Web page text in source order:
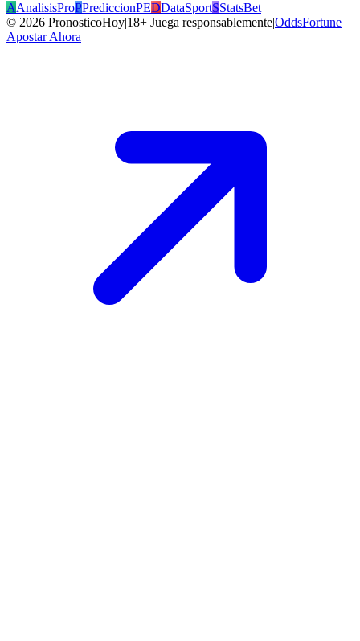
AAnalisisProPPrediccionPEDDataSportSStatsBet
© 2026 PronosticoHoy|18+ Juega responsablemente|OddsFortune
Apostar Ahora